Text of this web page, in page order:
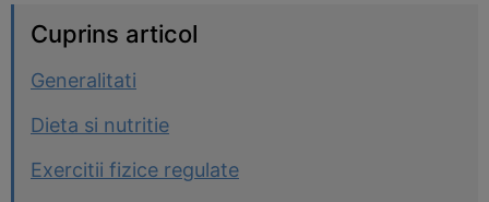
Cuprins articol
Generalitati
Dieta si nutritie
Exercitii fizice regulate